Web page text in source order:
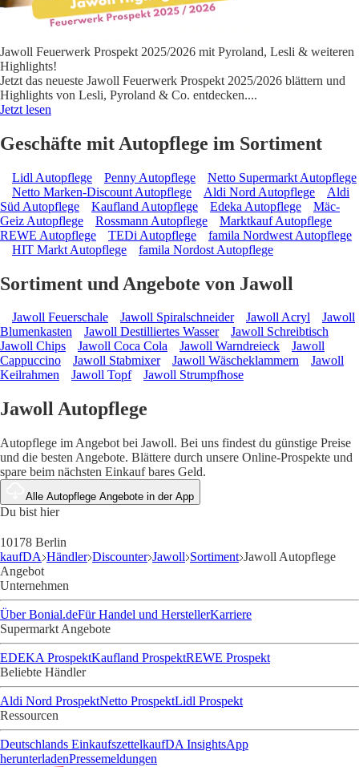
Jawoll Feuerwerk Prospekt 2025/2026 mit Pyroland, Lesli & weiteren
Highlights!
Jetzt das neueste Jawoll Feuerwerk Prospekt 2025/2026 blättern und
Highlights von Lesli, Pyroland & Co. entdecken....
Jetzt lesen
Geschäfte mit Autopflege im Sortiment
Lidl Autopflege Penny Autopflege
Netto Supermarkt Autopflege
Netto Marken-Discount Autopflege
Aldi Nord Autopflege
Aldi
Süd Autopflege
Kaufland Autopflege Edeka Autopflege
Mäc-
Geiz Autopflege
Rossmann Autopflege
Marktkauf Autopflege
REWE Autopflege
TEDi Autopflege
famila Nordwest Autopflege
HIT Markt Autopflege
famila Nordost Autopflege
Sortiment und Angebote von Jawoll
Jawoll Feuerschale Jawoll Spiralschneider Jawoll Acryl
Jawoll
Blumenkasten
Jawoll Destilliertes Wasser
Jawoll Schreibtisch
Jawoll Chips
Jawoll Coca Cola Jawoll Warndreieck
Jawoll
Cappuccino
Jawoll Stabmixer Jawoll Wäscheklammern
Jawoll
Keilrahmen
Jawoll Topf Jawoll Strumpfhose
Jawoll Autopflege
Autopflege im Angebot bei Jawoll. Bei uns findest du günstige Preise
und die besten Angebote. Blättere durch unsere Online-Prospekte und
spare beim nächsten Einkauf bares Geld.
Alle Autopflege Angebote in der App
Du bist hier
10178 Berlin
kaufDA Händler Discounter Jawoll Sortiment Jawoll Autopflege
Angebot
Unternehmen
Über Bonial.deFür Handel und HerstellerKarriere
Supermarkt Angebote
EDEKA ProspektKaufland ProspektREWE Prospekt
Beliebte Händler
Aldi Nord ProspektNetto ProspektLidl Prospekt
Ressourcen
Deutschlands EinkaufszettelkaufDA InsightsApp
herunterladenPressemeldungen